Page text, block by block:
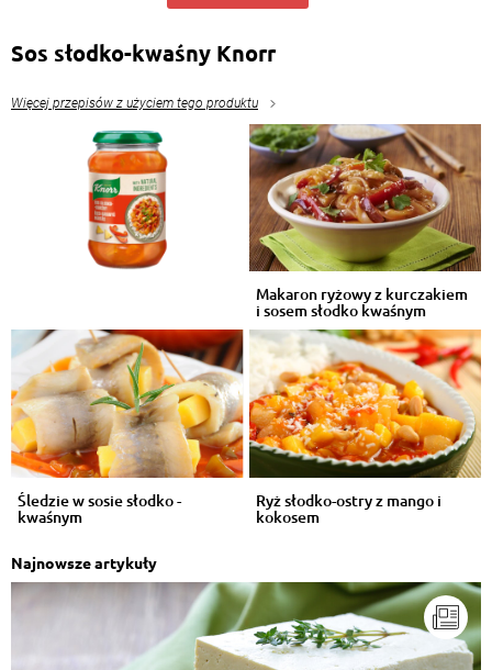
Sos słodko-kwaśny Knorr
Więcej przepisów z użyciem tego produktu
Makaron ryżowy z kurczakiem
i sosem słodko kwaśnym
Śledzie w sosie słodko -
kwaśnym
Ryż słodko-ostry z mango i
kokosem
Najnowsze artykuły